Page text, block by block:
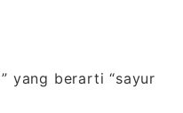
yang berarti “sayur